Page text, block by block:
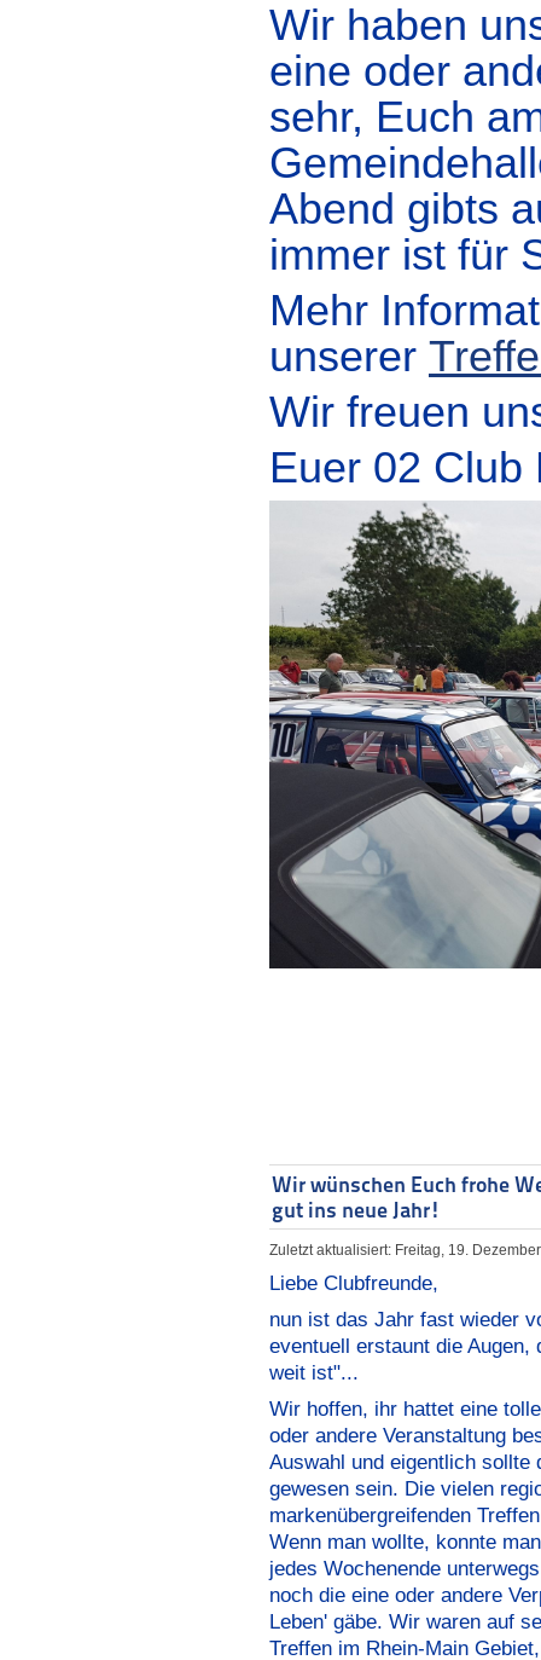
Wir haben
eine oder
sehr, Euch
Abend gibts
immer ist für
Mehr
unserer
Wir freuen
Euer 02 Club
Wir wünschen Euch frohe
gut ins neue Jahr!
Zuletzt aktualisiert: Freitag, 19.
Liebe Clubfreunde,
nun ist das Jahr fast wieder
eventuell erstaunt die
weit ist"...
Wir hoffen, ihr hattet eine
oder andere Veranstaltung
Auswahl und eigentlich sollte
gewesen sein. Die vielen
markenübergreifenden
Wenn man wollte, konnte
jedes Wochenende
noch die eine oder andere
Leben' gäbe. Wir waren auf
Treffen im Rhein-Main